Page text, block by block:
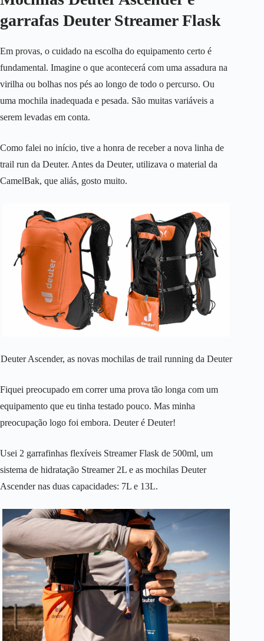
garrafas Deuter Streamer Flask
Em provas, o cuidado na escolha do equipamento certo é
fundamental. Imagine o que acontecerá com uma assadura na
virilha ou bolhas nos pés ao longo de todo o percurso. Ou
uma mochila inadequada e pesada. São muitas variáveis a
serem levadas em conta.
Como falei no início, tive a honra de receber a nova linha de
trail run da Deuter. Antes da Deuter, utilizava o material da
CamelBak, que aliás, gosto muito.
Deuter Ascender, as novas mochilas de trail running da Deuter
Fiquei preocupado em correr uma prova tão longa com um
equipamento que eu tinha testado pouco. Mas minha
preocupação logo foi embora. Deuter é Deuter!
Usei 2 garrafinhas flexíveis Streamer Flask de 500ml, um
sistema de hidratação Streamer 2L e as mochilas Deuter
Ascender nas duas capacidades: 7L e 13L.